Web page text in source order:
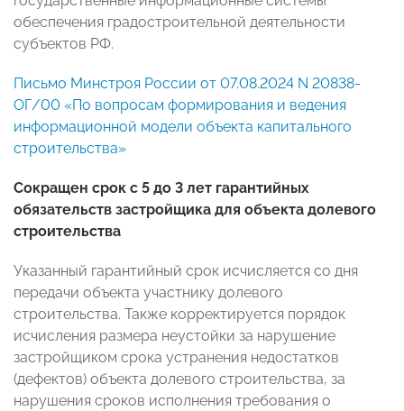
обеспечения градостроительной деятельности
субъектов РФ.
Письмо Минстроя России от 07.08.2024 N 20838-
ОГ/00 «По вопросам формирования и ведения
информационной модели объекта капитального
строительства»
Сокращен срок с 5 до 3 лет гарантийных
обязательств застройщика для объекта долевого
строительства
Указанный гарантийный срок исчисляется со дня
передачи объекта участнику долевого
строительства. Также корректируется порядок
исчисления размера неустойки за нарушение
застройщиком срока устранения недостатков
(дефектов) объекта долевого строительства, за
нарушения сроков исполнения требования о